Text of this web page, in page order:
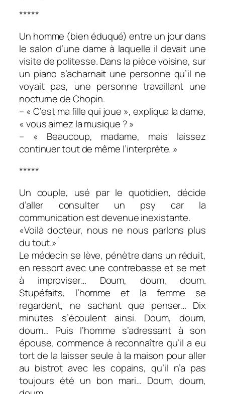
*****
Un homme (bien éduqué) entre un jour dans
le salon d’une dame à laquelle il devait une
visite de politesse. Dans la pièce voisine, sur
un piano s’acharnait une personne qu’il ne
voyait pas, une personne travaillant une
nocturne de Chopin.
– « C’est ma fille qui joue », expliqua la dame,
« vous aimez la musique ? »
– « Beaucoup, madame, mais laissez
continuer tout de même l’interprète. »
*****
Un couple, usé par le quotidien, décide
d’aller consulter un psy car la
communication est devenue inexistante.
«Voilà docteur, nous ne nous parlons plus
du tout.»`
Le médecin se lève, pénètre dans un réduit,
en ressort avec une contrebasse et se met
à improviser… Doum, doum, doum.
Stupéfaits, l’homme et la femme se
regardent, ne sachant que penser… Dix
minutes s’écoulent ainsi. Doum, doum,
doum… Puis l’homme s’adressant à son
épouse, commence à reconnaître qu’il a eu
tort de la laisser seule à la maison pour aller
au bistrot avec les copains, qu’il n’a pas
toujours été un bon mari… Doum, doum,